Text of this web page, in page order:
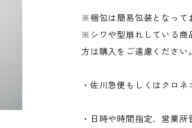
※梱包は簡易包装となって
※シワや型崩れしている商
方は購入をご遠慮ください。
・佐川急便もしくはクロネ
・日時や時間指定、営業